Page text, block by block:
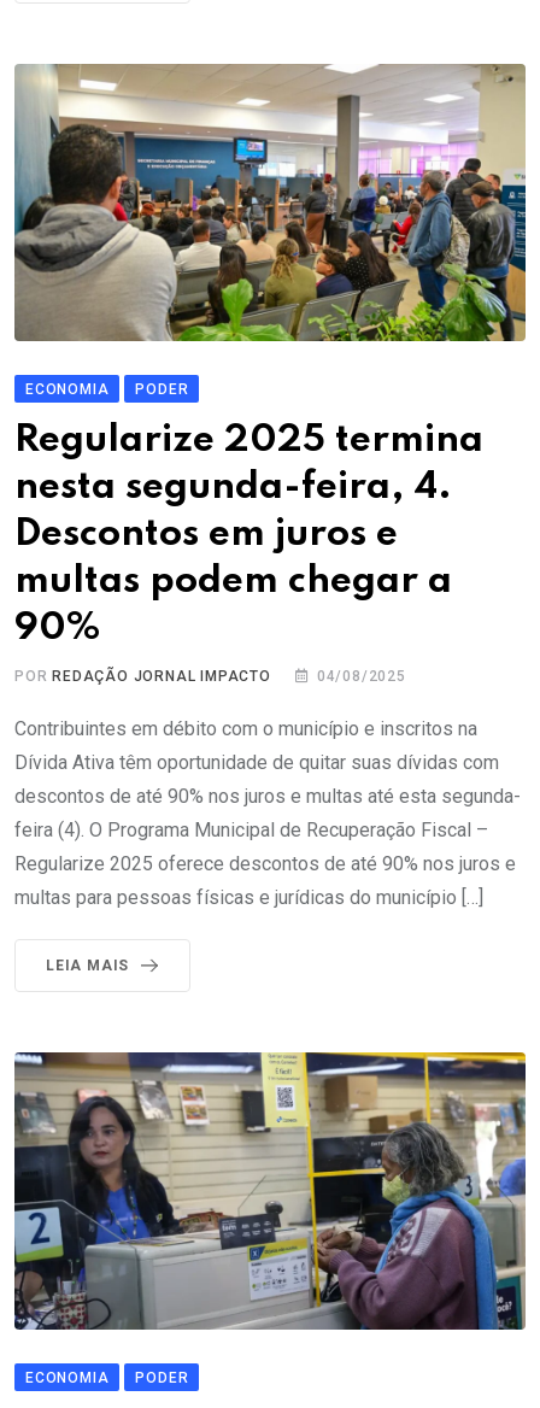
ECONOMIA PODER
Regularize 2025 termina
nesta segunda-feira, 4.
Descontos em juros e
multas podem chegar a
90%
POR REDAÇÃO JORNAL IMPACTO 04/08/2025
Contribuintes em débito com o município e inscritos na
Dívida Ativa têm oportunidade de quitar suas dívidas com
descontos de até 90% nos juros e multas até esta segunda-
feira (4). O Programa Municipal de Recuperação Fiscal –
Regularize 2025 oferece descontos de até 90% nos juros e
multas para pessoas físicas e jurídicas do município […]
LEIA MAIS
ECONOMIA PODER